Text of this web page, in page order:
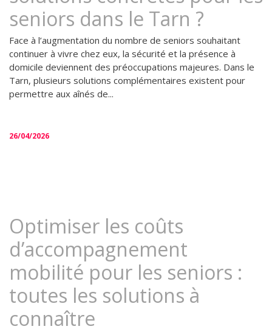
seniors dans le Tarn ?
Face à l’augmentation du nombre de seniors souhaitant
continuer à vivre chez eux, la sécurité et la présence à
domicile deviennent des préoccupations majeures. Dans le
Tarn, plusieurs solutions complémentaires existent pour
permettre aux aînés de...
26/04/2026
Optimiser les coûts
d’accompagnement
mobilité pour les seniors :
toutes les solutions à
connaître